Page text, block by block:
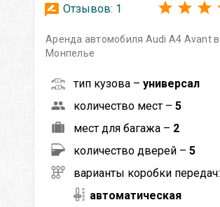
Отзывов: 1
Аренда автомобиля Audi A4 Avant в
Монпелье
тип кузова – универсал
количество мест – 5
мест для багажа – 2
количество дверей – 5
варианты коробки передач:
автоматическая